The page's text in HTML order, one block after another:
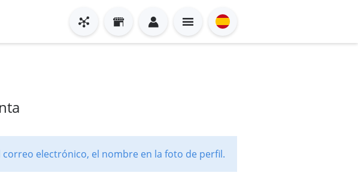
electrónico, el nombre en la foto de perfil.